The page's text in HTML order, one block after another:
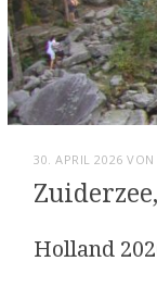
30. APRIL 2026 VON
Holland